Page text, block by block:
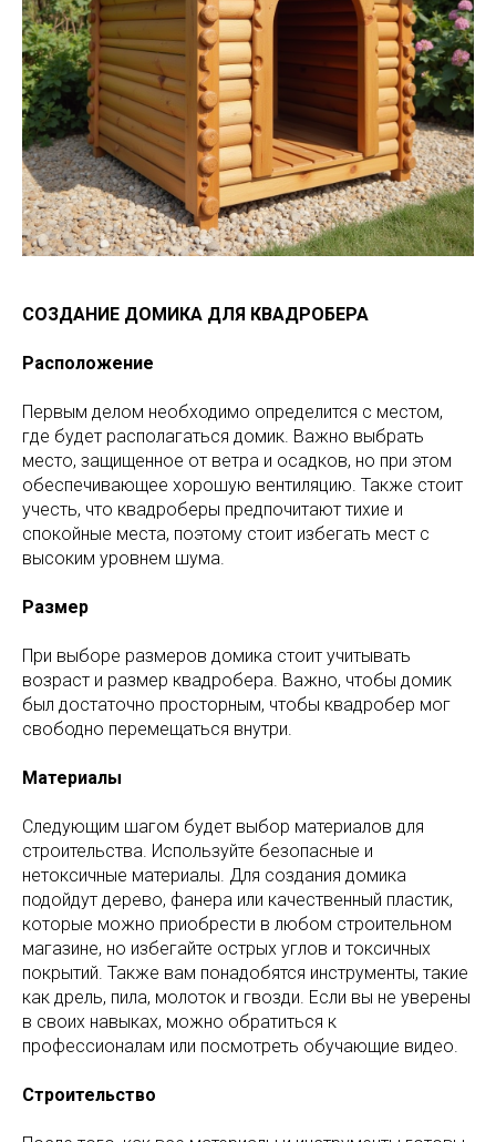
СОЗДАНИЕ ДОМИКА ДЛЯ КВАДРОБЕРА
Расположение
Первым делом необходимо определится с местом,
где будет располагаться домик. Важно выбрать
место, защищенное от ветра и осадков, но при этом
обеспечивающее хорошую вентиляцию. Также стоит
учесть, что квадроберы предпочитают тихие и
спокойные места, поэтому стоит избегать мест с
высоким уровнем шума.
Размер
При выборе размеров домика стоит учитывать
возраст и размер квадробера. Важно, чтобы домик
был достаточно просторным, чтобы квадробер мог
свободно перемещаться внутри.
Материалы
Следующим шагом будет выбор материалов для
строительства. Используйте безопасные и
нетоксичные материалы. Для создания домика
подойдут дерево, фанера или качественный пластик,
которые можно приобрести в любом строительном
магазине, но избегайте острых углов и токсичных
покрытий. Также вам понадобятся инструменты, такие
как дрель, пила, молоток и гвозди. Если вы не уверены
в своих навыках, можно обратиться к
профессионалам или посмотреть обучающие видео.
Строительство